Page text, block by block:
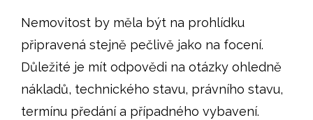
Nemovitost by měla být na prohlídku
připravená stejně pečlivě jako na focení.
Důležité je mít odpovědi na otázky ohledně
nákladů, technického stavu, právního stavu,
termínu předání a případného vybavení.